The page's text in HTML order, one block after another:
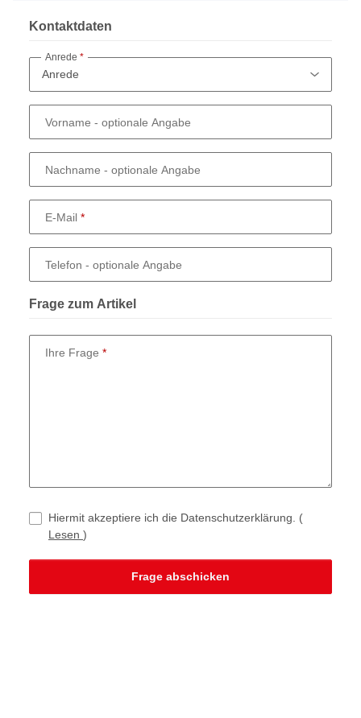
Kontaktdaten
Anrede
Vorname - optionale Angabe
Nachname - optionale Angabe
E-Mail
Telefon - optionale Angabe
Frage zum Artikel
Ihre Frage
Hiermit akzeptiere ich die Datenschutzerklärung. (
Lesen )
Frage abschicken